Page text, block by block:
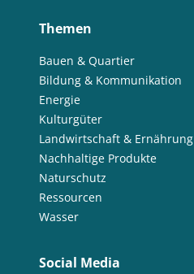
Themen
Bauen & Quartier
Bildung & Kommunikation
Energie
Kulturgüter
Landwirtschaft & Ernährung
Nachhaltige Produkte
Naturschutz
Ressourcen
Wasser
Social Media